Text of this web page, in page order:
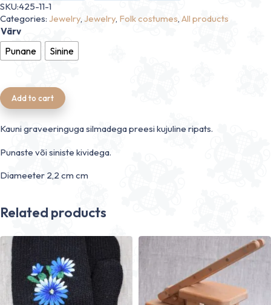
SKU:425-11-1
Categories: Jewelry, Jewelry, Folk costumes, All products
Värv
Punane Sinine
Add to cart
Kauni graveeringuga silmadega preesi kujuline ripats.
Punaste või siniste kividega.
Diameeter 2,2 cm cm
Related products